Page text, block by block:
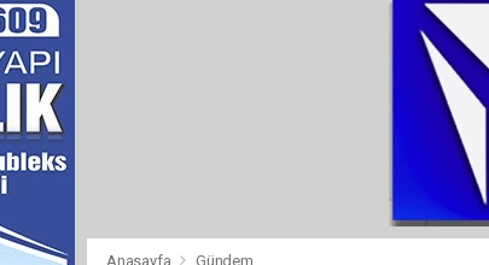
Anasayfa Gündem